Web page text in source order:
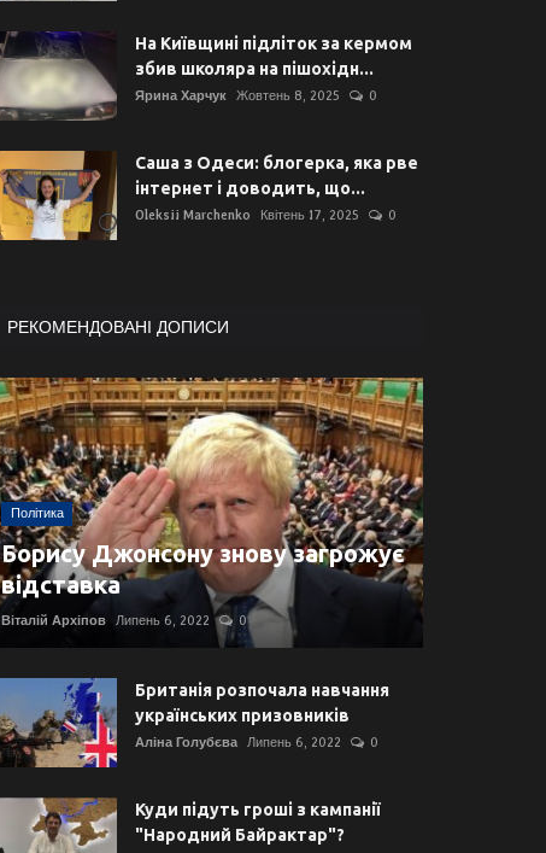
На Київщині підліток за кермом
збив школяра на пішохідн...
Ярина Харчук Жовтень 8, 2025 0
Саша з Одеси: блогерка, яка рве
інтернет і доводить, що...
Oleksii Marchenko Квітень 17, 2025 0
РЕКОМЕНДОВАНІ ДОПИСИ
Політика
Борису Джонсону знову загрожує
відставка
Віталій Архіпов Липень 6, 2022 0
Британія розпочала навчання
українських призовників
Аліна Голубєва Липень 6, 2022 0
Куди підуть гроші з кампанії
"Народний Байрактар"?